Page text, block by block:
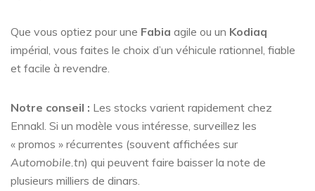
Que vous optiez pour une Fabia agile ou un Kodiaq
impérial, vous faites le choix d’un véhicule rationnel, fiable
et facile à revendre.
Notre conseil : Les stocks varient rapidement chez
Ennakl. Si un modèle vous intéresse, surveillez les
« promos » récurrentes (souvent affichées sur
Automobile.tn) qui peuvent faire baisser la note de
plusieurs milliers de dinars.